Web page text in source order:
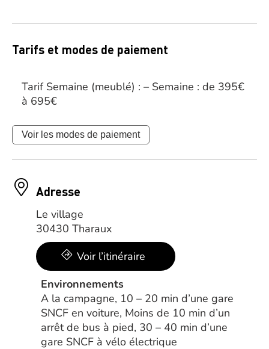
Tarifs et modes de paiement
Tarif Semaine (meublé) : – Semaine : de 395€
à 695€
Voir les modes de paiement
Adresse
Le village
30430 Tharaux
Voir l’itinéraire
Environnements
A la campagne, 10 – 20 min d’une gare
SNCF en voiture, Moins de 10 min d’un
arrêt de bus à pied, 30 – 40 min d’une
gare SNCF à vélo électrique